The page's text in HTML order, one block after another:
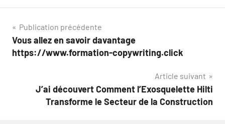
Navigation
de
Publication précédente
Vous allez en savoir davantage
https://www.formation-copywriting.click
Article suivant
J’ai découvert Comment l’Exosquelette Hilti
Transforme le Secteur de la Construction